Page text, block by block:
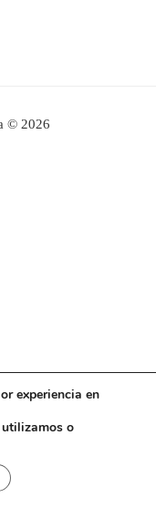
© 2026
experiencia en
utilizamos o